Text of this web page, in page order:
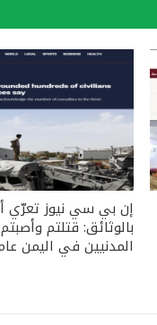
إن بي سي نيوز تعرّي
بالوثائق: قتلتم
المدنيين في اليمن عام